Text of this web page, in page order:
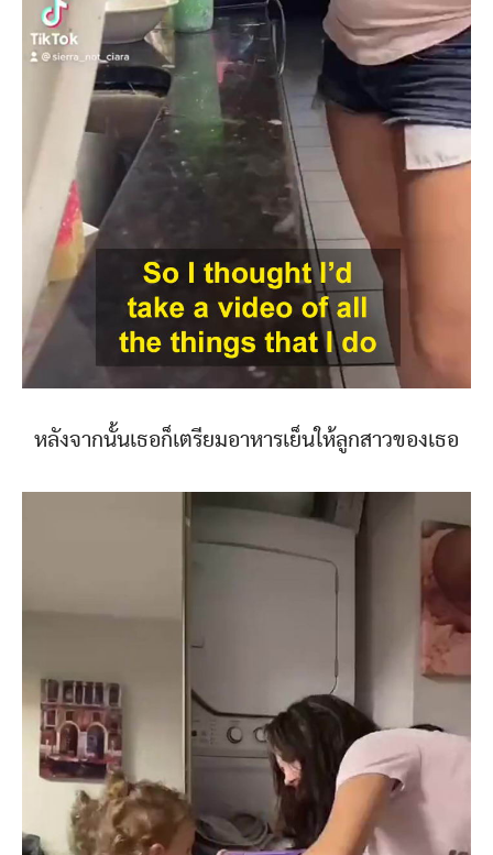
หลังจากนั้นเธอก็เตรียมอาหารเย็นให้ลูกสาวของเธอ